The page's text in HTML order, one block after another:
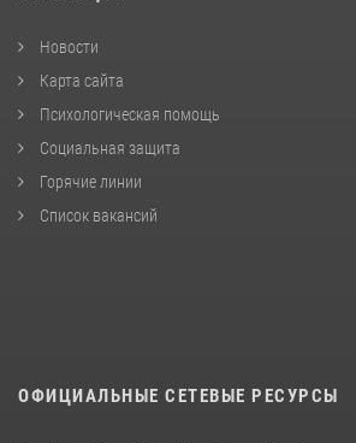
Новости
Карта сайта
Психологическая помощь
Социальная защита
Горячие линии
Список вакансий
ОФИЦИАЛЬНЫЕ СЕТЕВЫЕ РЕСУРСЫ